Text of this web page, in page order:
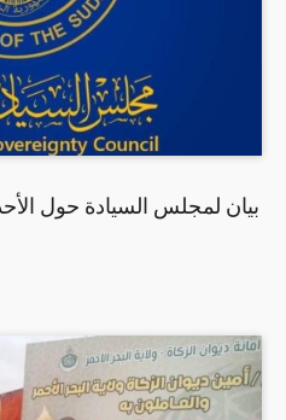
بيان لمجلس السيادة حول